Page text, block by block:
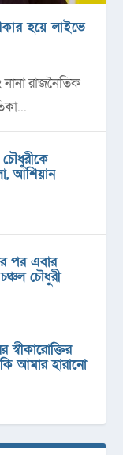
হয়ে লাইভে
রাজনৈতিক
চৌধুরীকে
আশিয়ান
পর এবার
চৌধুরী
স্বীকারোক্তির
আমার হারানো